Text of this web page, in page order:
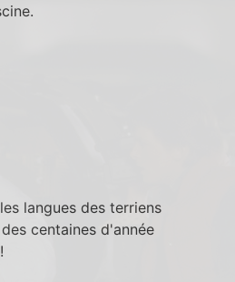
langues des terriens
centaines d'année